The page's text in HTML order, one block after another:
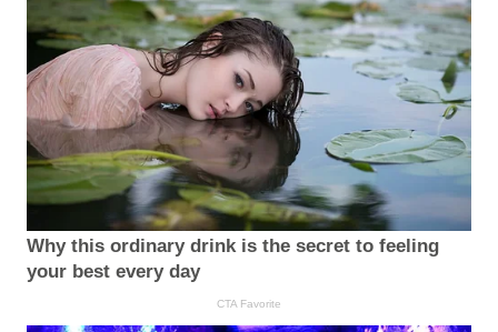
Why this ordinary drink is the secret to feeling
your best every day
CTA Favorite